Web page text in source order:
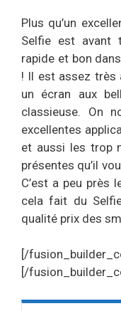
Plus qu’un
Selfie est avant
rapide et bon
! Il est assez très
un écran aux
classieuse. On
excellentes
et aussi les trop
présentes qu’il
C’est a peu près
cela fait du
qualité prix des
[/
[/